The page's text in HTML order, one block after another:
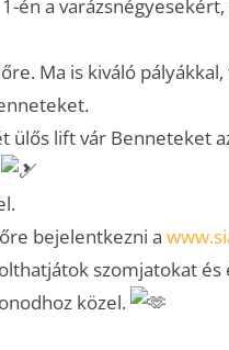
én a
Ma is kiváló
ülős lift vár Benneteket
bejelentkezni a
szomjatokat és
közel.